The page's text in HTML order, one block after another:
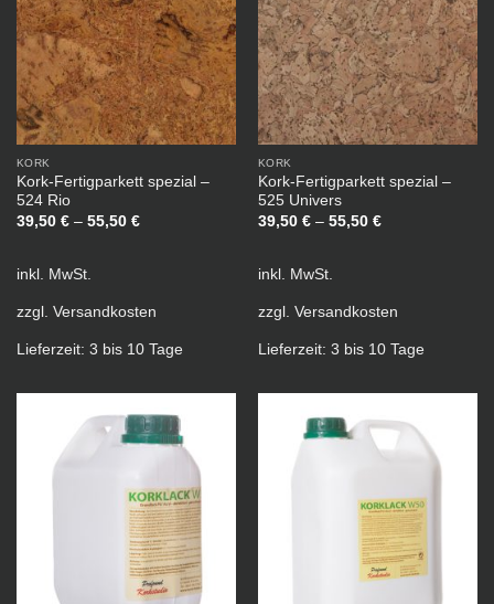
KORK
Kork-Fertigparkett spezial –
524 Rio
39,50 €– 55,50 €
inkl. MwSt.
zzgl. Versandkosten
Lieferzeit: 3 bis 10 Tage
KORK
Kork-Fertigparkett spezial –
525 Univers
39,50 €– 55,50 €
inkl. MwSt.
zzgl. Versandkosten
Lieferzeit: 3 bis 10 Tage